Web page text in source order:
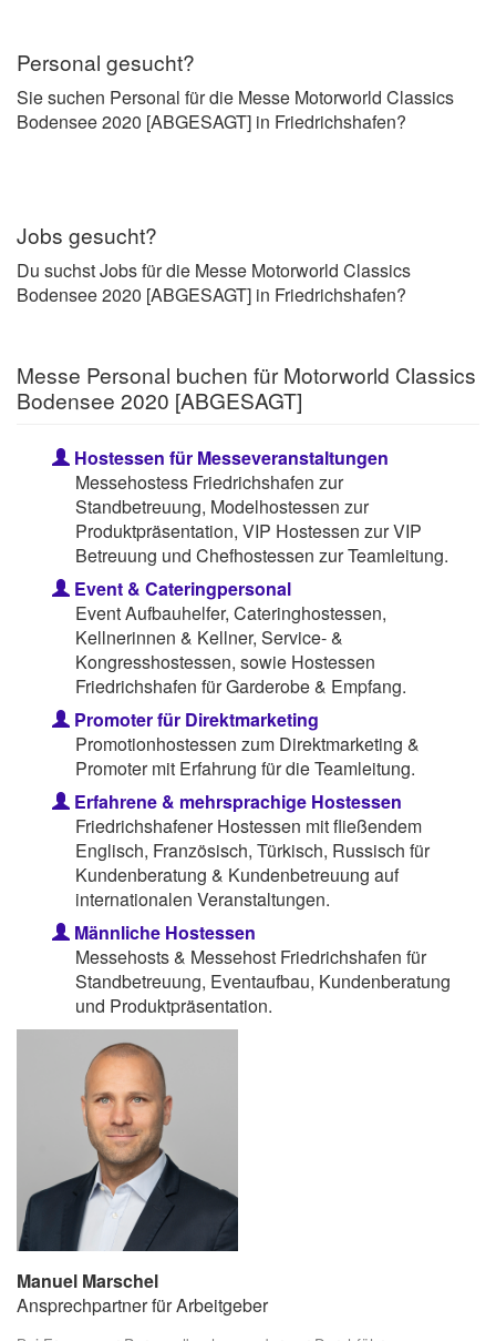
Personal gesucht?
Sie suchen Personal für die Messe Motorworld Classics
Bodensee 2020 [ABGESAGT] in Friedrichshafen?
Jobs gesucht?
Du suchst Jobs für die Messe Motorworld Classics
Bodensee 2020 [ABGESAGT] in Friedrichshafen?
Messe Personal buchen für Motorworld Classics
Bodensee 2020 [ABGESAGT]
Hostessen für Messeveranstaltungen
Messehostess Friedrichshafen zur
Standbetreuung, Modelhostessen zur
Produktpräsentation, VIP Hostessen zur VIP
Betreuung und Chefhostessen zur Teamleitung.
Event & Cateringpersonal
Event Aufbauhelfer, Cateringhostessen,
Kellnerinnen & Kellner, Service- &
Kongresshostessen, sowie Hostessen
Friedrichshafen für Garderobe & Empfang.
Promoter für Direktmarketing
Promotionhostessen zum Direktmarketing &
Promoter mit Erfahrung für die Teamleitung.
Erfahrene & mehrsprachige Hostessen
Friedrichshafener Hostessen mit fließendem
Englisch, Französisch, Türkisch, Russisch für
Kundenberatung & Kundenbetreuung auf
internationalen Veranstaltungen.
Männliche Hostessen
Messehosts & Messehost Friedrichshafen für
Standbetreuung, Eventaufbau, Kundenberatung
und Produktpräsentation.
Manuel Marschel
Ansprechpartner für Arbeitgeber